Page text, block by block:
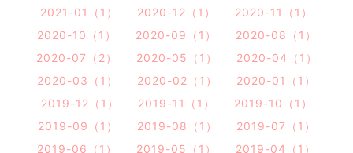
2021-01（1）
2020-12（1）
2020-11（1）
2020-10（1）
2020-09（1）
2020-08（1）
2020-07（2）
2020-05（1）
2020-04（1）
2020-03（1）
2020-02（1）
2020-01（1）
2019-12（1）
2019-11（1）
2019-10（1）
2019-09（1）
2019-08（1）
2019-07（1）
2019-06（1）
2019-05（1）
2019-04（1）